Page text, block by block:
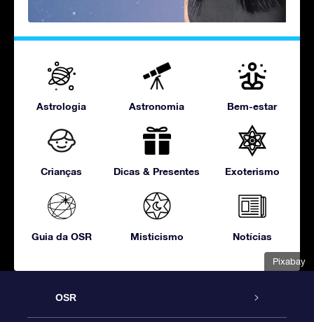
Pixabay
Astrologia Astronomia Bem-estar
Crianças Dicas & Presentes Exoterismo
Guia da OSR Misticismo Notícias
OSR